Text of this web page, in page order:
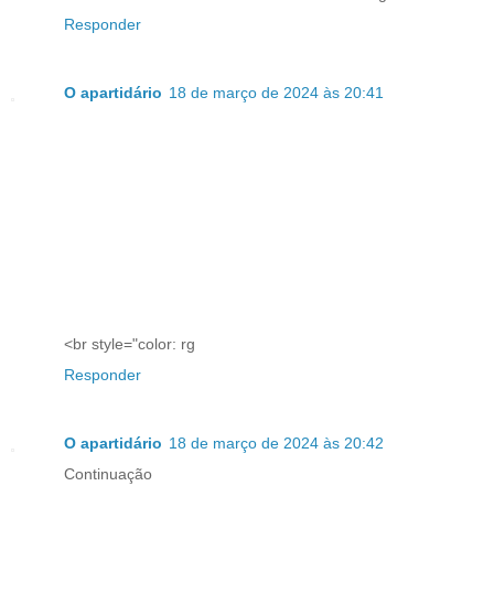
Responder
O apartidário 18 de março de 2024 às 20:41
<br style="color: rg
Responder
O apartidário 18 de março de 2024 às 20:42
Continuação